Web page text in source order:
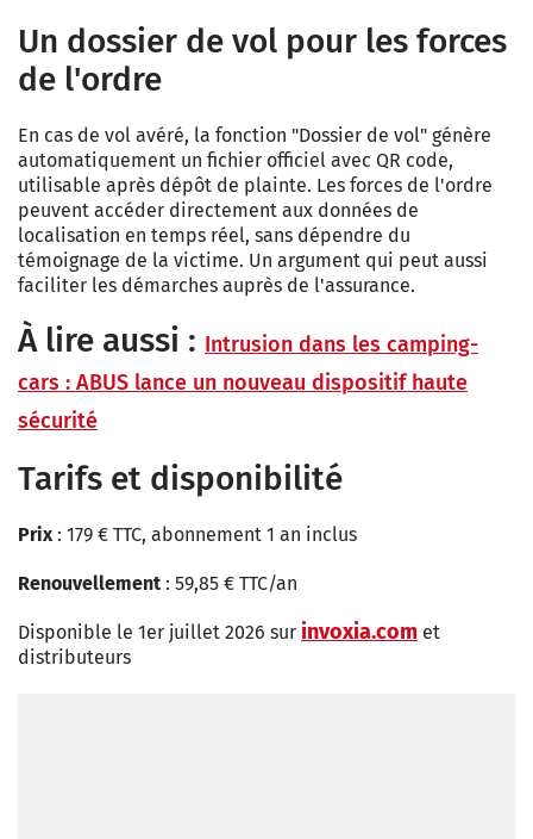
Un dossier de vol pour les forces
de l'ordre
En cas de vol avéré, la fonction "Dossier de vol" génère
automatiquement un fichier officiel avec QR code,
utilisable après dépôt de plainte. Les forces de l'ordre
peuvent accéder directement aux données de
localisation en temps réel, sans dépendre du
témoignage de la victime. Un argument qui peut aussi
faciliter les démarches auprès de l'assurance.
À lire aussi : Intrusion dans les camping-
cars : ABUS lance un nouveau dispositif haute
sécurité
Tarifs et disponibilité
Prix : 179 € TTC, abonnement 1 an inclus
Renouvellement : 59,85 € TTC/an
Disponible le 1er juillet 2026 sur invoxia.com et
distributeurs